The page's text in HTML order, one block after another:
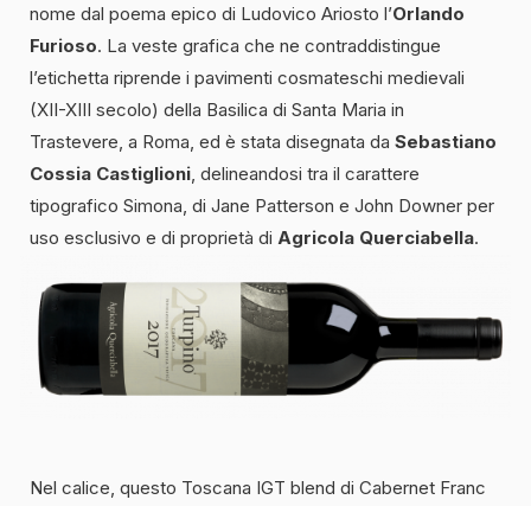
nome dal poema epico di Ludovico Ariosto l’Orlando
Furioso. La veste grafica che ne contraddistingue
l’etichetta riprende i pavimenti cosmateschi medievali
(XII-XIII secolo) della Basilica di Santa Maria in
Trastevere, a Roma, ed è stata disegnata da Sebastiano
Cossia Castiglioni, delineandosi tra il carattere
tipografico Simona, di Jane Patterson e John Downer per
uso esclusivo e di proprietà di Agricola Querciabella.
Nel calice, questo Toscana IGT blend di Cabernet Franc